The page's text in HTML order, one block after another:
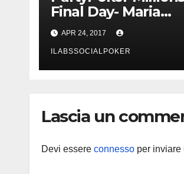
Final Day- Maria
Lampropoulos
trionfa a
Nottingham senza
alcun deal!
APR 24, 2017
ILABSSOCIALPOKER
Lascia un
Devi essere connesso per inviare